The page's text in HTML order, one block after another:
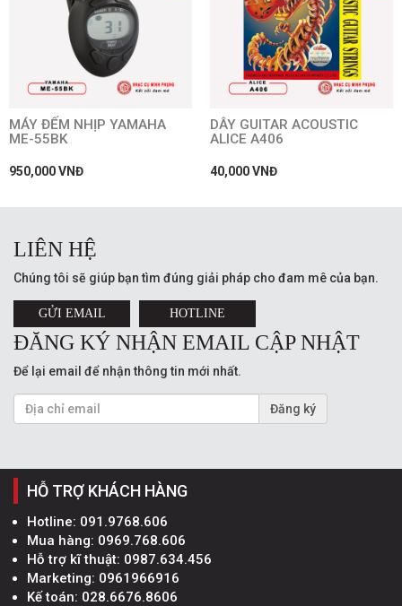
MÁY ĐẾM NHỊP YAMAHA
ME-55BK
950,000 VNĐ
DÂY GUITAR ACOUSTIC
ALICE A406
40,000 VNĐ
LIÊN HỆ
Chúng tôi sẽ giúp bạn tìm đúng giải pháp cho đam mê của bạn.
GỬI EMAIL HOTLINE
ĐĂNG KÝ NHẬN EMAIL CẬP NHẬT
Để lại email để nhận thông tin mới nhất.
Đăng ký
HỖ TRỢ KHÁCH HÀNG
Hotline: 091.9768.606
Mua hàng: 0969.768.606
Hỗ trợ kĩ thuật: 0987.634.456
Marketing: 0961966916
Kế toán: 028.6676.8606